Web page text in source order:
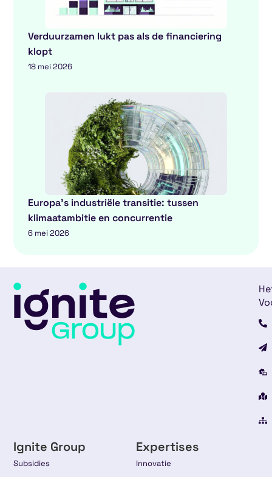
Verduurzamen lukt pas als de financiering
klopt
18 mei 2026
Europa’s industriële transitie: tussen
klimaatambitie en concurrentie
6 mei 2026
Ignite Group
Subsidies
Expertises
Innovatie